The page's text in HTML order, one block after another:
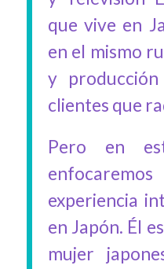
que vive en
en el mismo
y
clientes que
Pero en
experiencia
en Japón. Él
mujer